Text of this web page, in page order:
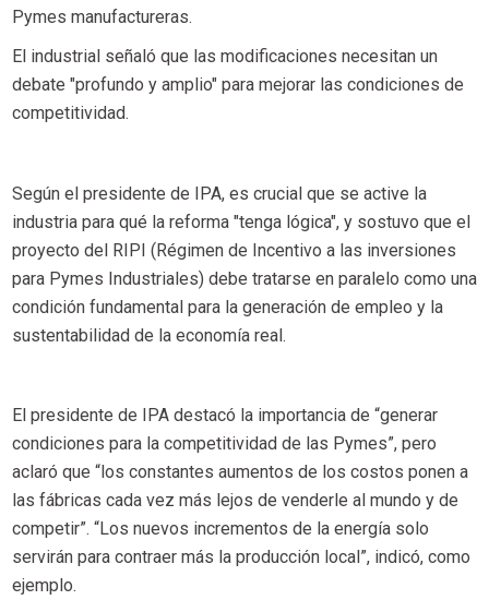
Pymes manufactureras.
El industrial señaló que las modificaciones necesitan un
debate "profundo y amplio" para mejorar las condiciones de
competitividad.
Según el presidente de IPA, es crucial que se active la
industria para qué la reforma "tenga lógica", y sostuvo que el
proyecto del RIPI (Régimen de Incentivo a las inversiones
para Pymes Industriales) debe tratarse en paralelo como una
condición fundamental para la generación de empleo y la
sustentabilidad de la economía real.
El presidente de IPA destacó la importancia de “generar
condiciones para la competitividad de las Pymes”, pero
aclaró que “los constantes aumentos de los costos ponen a
las fábricas cada vez más lejos de venderle al mundo y de
competir”. “Los nuevos incrementos de la energía solo
servirán para contraer más la producción local”, indicó, como
ejemplo.